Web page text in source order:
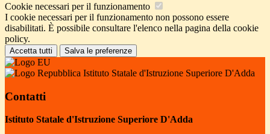
Cookie necessari per il funzionamento
I cookie necessari per il funzionamento non possono essere
disabilitati. È possibile consultare l'elenco nella pagina della cookie
policy.
Accetta tutti Salva le preferenze
Istituto Statale d'Istruzione Superiore D'Adda
Contatti
Istituto Statale d'Istruzione Superiore D'Adda